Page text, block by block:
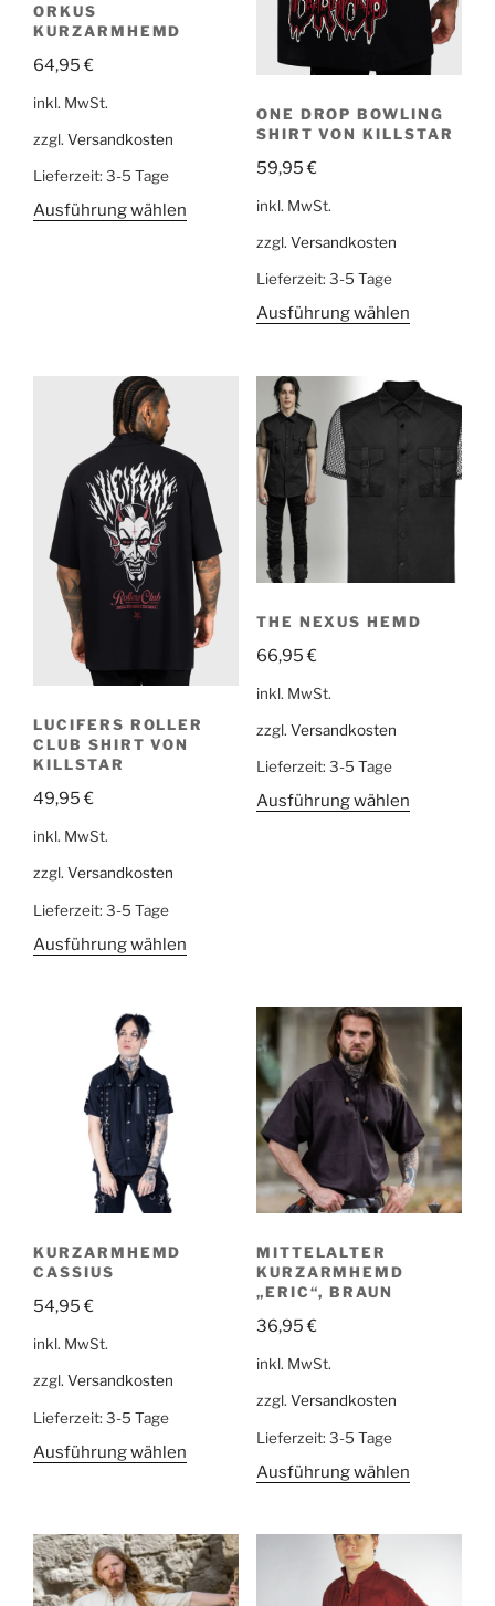
ORKUS
KURZARMHEMD
64,95€
inkl. MwSt.
zzgl. Versandkosten
Lieferzeit: 3-5 Tage
Ausführung wählen
ONE DROP BOWLING
SHIRT VON KILLSTAR
59,95€
inkl. MwSt.
zzgl. Versandkosten
Lieferzeit: 3-5 Tage
Ausführung wählen
LUCIFERS ROLLER
CLUB SHIRT VON
KILLSTAR
49,95€
inkl. MwSt.
zzgl. Versandkosten
Lieferzeit: 3-5 Tage
Ausführung wählen
THE NEXUS HEMD
66,95€
inkl. MwSt.
zzgl. Versandkosten
Lieferzeit: 3-5 Tage
Ausführung wählen
KURZARMHEMD
CASSIUS
54,95€
inkl. MwSt.
zzgl. Versandkosten
Lieferzeit: 3-5 Tage
Ausführung wählen
MITTELALTER
KURZARMHEMD
„ERIC“, BRAUN
36,95€
inkl. MwSt.
zzgl. Versandkosten
Lieferzeit: 3-5 Tage
Ausführung wählen